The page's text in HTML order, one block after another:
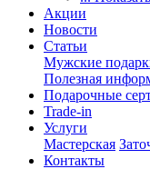
Акции
Новости
Статьи
Мужские
Полезная
Подарочные
Trade-in
Услуги
Мастерская
Контакты